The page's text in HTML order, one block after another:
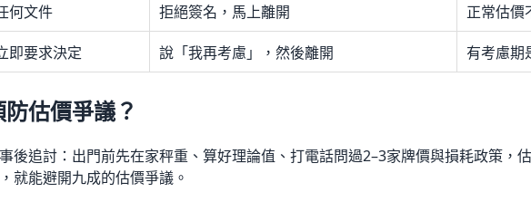
何文件 拒絕簽名，馬上離開 正常估價
即要求決定 說「我再考慮」，然後離開 有考慮期
估價爭議？
後追討：出門前先在家秤重、算好理論值、打電話問過2–3家牌價與損耗政策，
就能避開九成的估價爭議。